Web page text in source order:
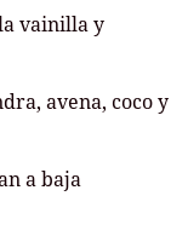
vainilla y
avena, coco y
a baja